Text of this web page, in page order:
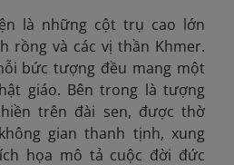
là những cột trụ cao lớn
rồng và các vị thần Khmer.
bức tượng đều mang một
giáo. Bên trong là tượng
trên đài sen, được thờ
gian thanh tịnh, xung
họa mô tả cuộc đời đức